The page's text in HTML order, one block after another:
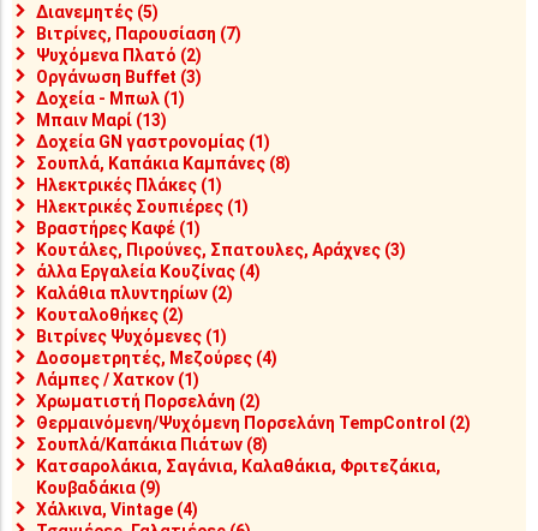
Διανεμητές (5)
Βιτρίνες, Παρουσίαση (7)
Ψυχόμενα Πλατό (2)
Οργάνωση Buffet (3)
Δοχεία - Μπωλ (1)
Μπαιν Μαρί (13)
Δοχεία GN γαστρονομίας (1)
Σουπλά, Καπάκια Καμπάνες (8)
Ηλεκτρικές Πλάκες (1)
Ηλεκτρικές Σουπιέρες (1)
Βραστήρες Καφέ (1)
Κουτάλες, Πιρούνες, Σπατουλες, Αράχνες (3)
άλλα Εργαλεία Κουζίνας (4)
Καλάθια πλυντηρίων (2)
Κουταλοθήκες (2)
Βιτρίνες Ψυχόμενες (1)
Δοσομετρητές, Μεζούρες (4)
Λάμπες / Χατκον (1)
Χρωματιστή Πορσελάνη (2)
Θερμαινόμενη/Ψυχόμενη Πορσελάνη TempControl (2)
Σουπλά/Καπάκια Πιάτων (8)
Κατσαρολάκια, Σαγάνια, Καλαθάκια, Φριτεζάκια,
Κουβαδάκια (9)
Χάλκινα, Vintage (4)